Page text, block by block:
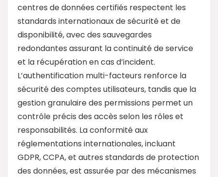
centres de données certifiés respectent les
standards internationaux de sécurité et de
disponibilité, avec des sauvegardes
redondantes assurant la continuité de service
et la récupération en cas d’incident.
L’authentification multi-facteurs renforce la
sécurité des comptes utilisateurs, tandis que la
gestion granulaire des permissions permet un
contrôle précis des accès selon les rôles et
responsabilités. La conformité aux
réglementations internationales, incluant
GDPR, CCPA, et autres standards de protection
des données, est assurée par des mécanismes